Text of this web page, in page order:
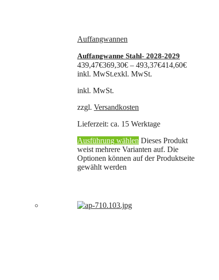
Auffangwannen
Auffangwanne Stahl- 2028-2029
439,47€369,30€ – 493,37€414,60€
inkl. MwSt.exkl. MwSt.
inkl. MwSt.
zzgl. Versandkosten
Lieferzeit: ca. 15 Werktage
Ausführung wählen Dieses Produkt
weist mehrere Varianten auf. Die
Optionen können auf der Produktseite
gewählt werden